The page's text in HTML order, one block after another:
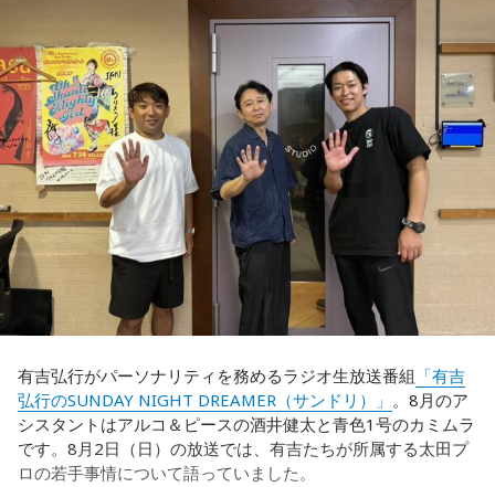
福田：そうですね。選手層は厚くなっているし、森保監督の
「誰が出ても同じような戦いができる準備をしてきた」とい
う言葉がその通りであることを、グループステージで証明で
きていたと思います。でも、そこから上に行くためには、や
っぱり“個の力”が必要だったかなと感じています。
世界で見ても、日本だけでなく主力の選手がケガする国は
多々あって、それでも勝ち上がっていく力が必要なのがW杯
なんです。そういう意味では、確かに選手層は厚くなったけ
れども、さらに“個”の力を高めながら、選手層をもっと厚くし
なきゃいけない。ベスト16・ベスト8に進む国と比べたとき
に、そこまでの選手層だったのかというと、まだまだ厚くし
ます。
ただ、あれだけケガ人が出て、誰が出ても同じようなサッカ
ーができて、グループステージをああいう形で抜けられたと
いうのは今までなかったことですし、力がついているのは事
藤木：ブラジル戦で、前半は佐野海舟選手の素晴らしいイン
ターセプトからのゴールがありましたし、前半の終了間際に
は日本がボールを持つ時間もありました。しかし、後半に入
ってからブラジルが戦略を変えてきて、日本が一方的に押し
込まれてしまった。試合のなかで具体的な戦術が打ち出せな
かったと考えると、（選手のなかに）もう少し具体的な戦略
を示す人、ブレーンが必要なのかなと素人目には思ってしま
うのですが……。
福田：そういう見方も当然ありますし、それができれば一番
いいと思うのですが、森保監督は帰国後の会見で「戦術は後
出しジャンケンだ」と言っていたんです。どういうことかと
いうと、自分たちが変えたら相手がまた変えてくる、それに
対してまた変えていかなきゃならない。ベンチでその都度
に対して変化しなきゃいけない。「こういうやり方をしま
す」「だったらこう対応します」と。
そうすると、対応された側がまた変えてくるんですよ、それ
も試合中に。ですから、ベンチからでも戦術や戦略はある程
有吉弘行がパーソナリティを務めるラジオ生放送番組 「有吉
弘行のSUNDAY NIGHT DREAMER（サンドリ）」 。8月のア
シスタントはアルコ＆ピースの酒井健太と青色1号のカミムラ
です。8月2日（日）の放送では、有吉たちが所属する太田プ
ロの若手事情について語っていました。